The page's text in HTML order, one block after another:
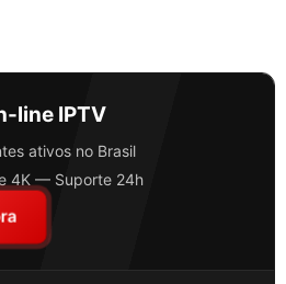
line IPTV
ativos no Brasil
4K — Suporte 24h